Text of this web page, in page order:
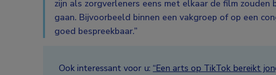
zijn als zorgverleners eens met elkaar de film zouden
gaan. Bijvoorbeeld binnen een vakgroep of op een
goed bespreekbaar.”
Ook interessant voor u: “Een arts op TikTok bereikt